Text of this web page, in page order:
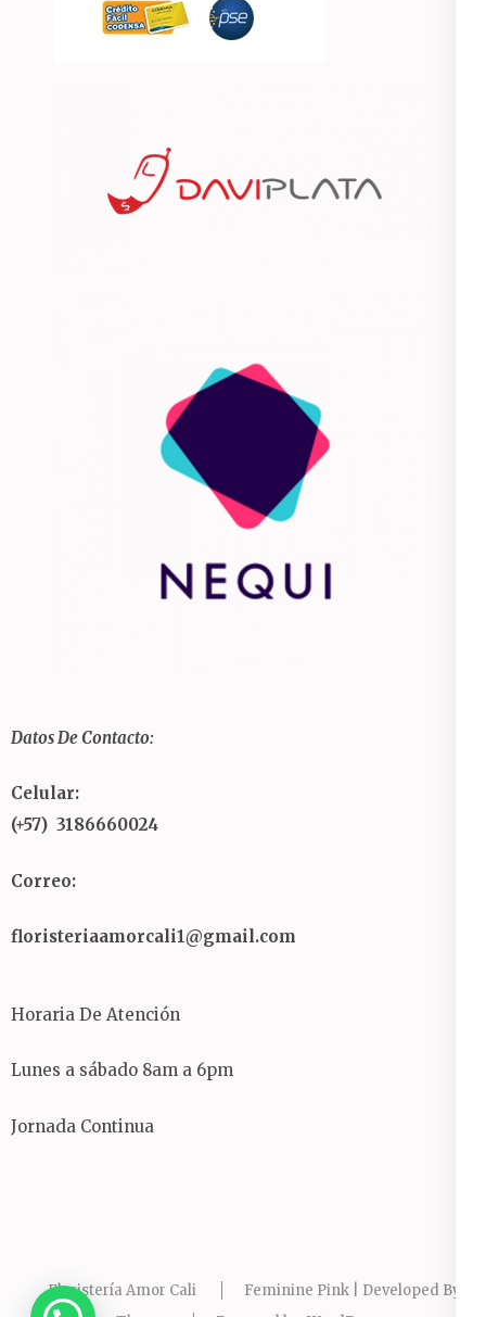
Datos De Contacto:
Celular:
(+57) 3186660024
Correo:
floristeriaamorcali1@gmail.com
Horaria De Atención
Lunes a sábado 8am a 6pm
Jornada Continua
Floristería Amor Cali
Feminine Pink | Developed By